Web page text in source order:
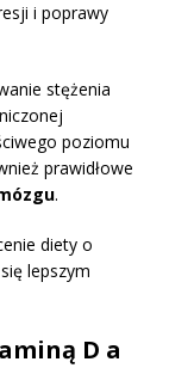
i poprawy
stężenia
poziomu
prawidłowe
.
diety o
lepszym
D a